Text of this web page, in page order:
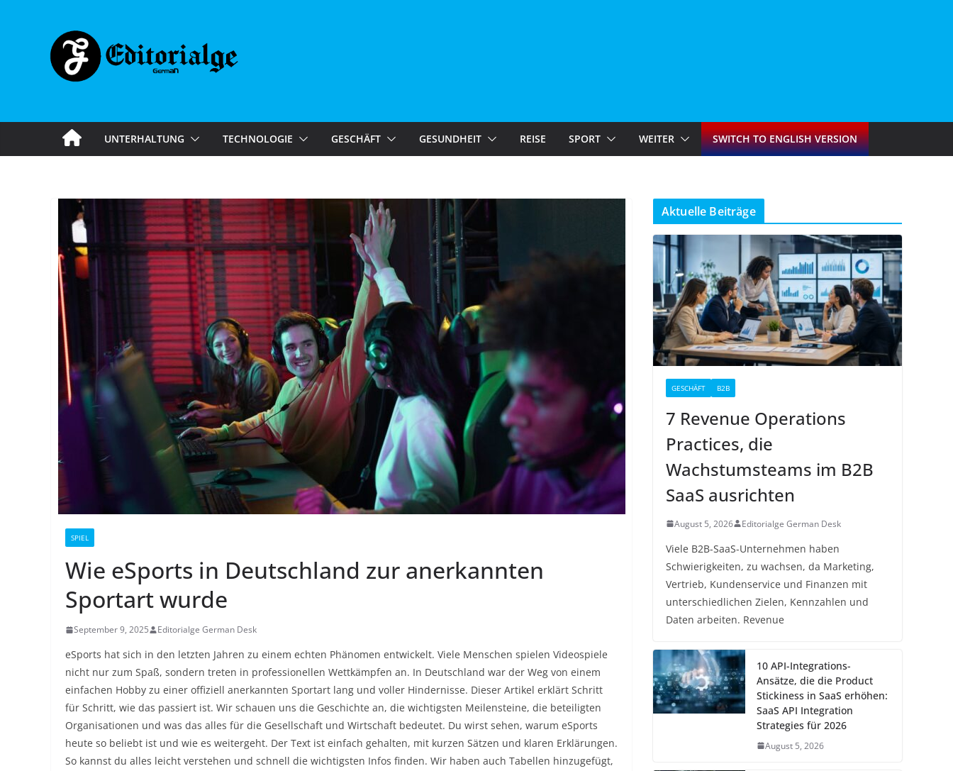
UNTERHALTUNG TECHNOLOGIE GESCHÄFT GESUNDHEIT REISE SPORT WEITER SWITCH TO ENGLISH VERSION
SPIEL
Wie eSports in Deutschland zur anerkannten
Sportart wurde
September 9, 2025 Editorialge German Desk
eSports hat sich in den letzten Jahren zu einem echten Phänomen entwickelt. Viele Menschen spielen Videospiele
nicht nur zum Spaß, sondern treten in professionellen Wettkämpfen an. In Deutschland war der Weg von einem
einfachen Hobby zu einer offiziell anerkannten Sportart lang und voller Hindernisse. Dieser Artikel erklärt Schritt
für Schritt, wie das passiert ist. Wir schauen uns die Geschichte an, die wichtigsten Meilensteine, die beteiligten
Organisationen und was das alles für die Gesellschaft und Wirtschaft bedeutet. Du wirst sehen, warum eSports
heute so beliebt ist und wie es weitergeht. Der Text ist einfach gehalten, mit kurzen Sätzen und klaren Erklärungen.
So kannst du alles leicht verstehen und schnell die wichtigsten Infos finden. Wir haben auch Tabellen hinzugefügt,
Aktuelle Beiträge
GESCHÄFT B2B
7 Revenue Operations
Practices, die
Wachstumsteams im B2B
SaaS ausrichten
August 5, 2026 Editorialge German Desk
Viele B2B-SaaS-Unternehmen haben
Schwierigkeiten, zu wachsen, da Marketing,
Vertrieb, Kundenservice und Finanzen mit
unterschiedlichen Zielen, Kennzahlen und
Daten arbeiten. Revenue
10 API-Integrations-
Ansätze, die die Product
Stickiness in SaaS erhöhen:
SaaS API Integration
Strategies für 2026
August 5, 2026